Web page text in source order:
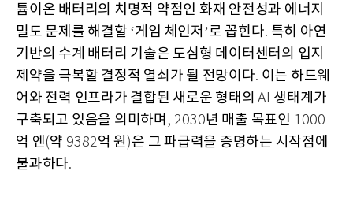
튬이온 배터리의 치명적 약점인 화재 안전성과 에너지
밀도 문제를 해결할 ‘게임 체인저 ’로 꼽힌다. 특히 아연
기반의 수계 배터리 기술은 도심형 데이터센터의 입지
제약을 극복할 결정적 열쇠가 될 전망이다. 이는 하드웨
어와 전력 인프라가 결합된 새로운 형태의AI 생태계가
구축되고 있음을 의미하며 , 2030년 매출 목표인 1000
억 엔(약 9382억 원 )은 그 파급력을 증명하는 시작점에
불과하다.